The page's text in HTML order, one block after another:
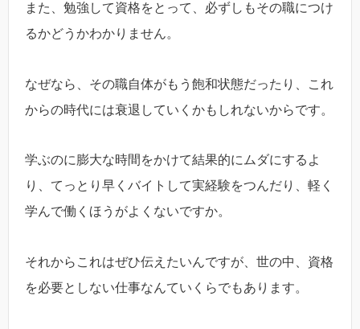
また、勉強して資格をとって、必ずしもその職につけ
るかどうかわかりません。
なぜなら、その職自体がもう飽和状態だったり、これ
からの時代には衰退していくかもしれないからです。
学ぶのに膨大な時間をかけて結果的にムダにするよ
り、てっとり早くバイトして実経験をつんだり、軽く
学んで働くほうがよくないですか。
それからこれはぜひ伝えたいんですが、世の中、資格
を必要としない仕事なんていくらでもあります。